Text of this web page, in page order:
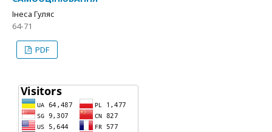
Інеса Гуляс
64-71
PDF